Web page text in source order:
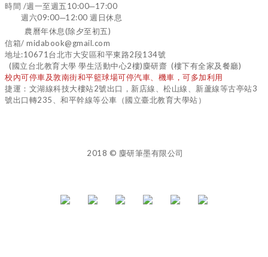
時間 /週一至週五10:00─17:00
週六09:00─12:00 週日休息
農曆年休息(除夕至初五)
信箱/ midabook@gmail.com
地址:10671台北市大安區和平東路2段134號
(國立台北教育大學 學生活動中心2樓)麋研齋 (樓下有全家及餐廳)
校內可停車及敦南街和平籃球場可停汽車、機車，可多加利用
捷運：文湖線科技大樓站2號出口，新店線、松山線、新蘆線等古亭站3
號出口轉235、和平幹線等公車（國立臺北教育大學站）
2018 © 麋研筆墨有限公司